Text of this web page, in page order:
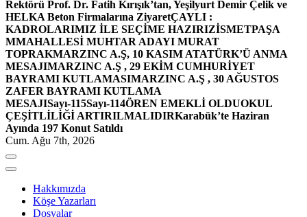
Rektörü Prof. Dr. Fatih Kırışık’tan, Yeşilyurt Demir Çelik ve
HELKA Beton Firmalarına ZiyaretÇAYLI :
KADROLARIMIZ İLE SEÇİME HAZIRIZİSMETPAŞA
MMAHALLESİ MUHTAR ADAYI MURAT
TOPRAKMARZINC A.Ş, 10 KASIM ATATÜRK’Ü ANMA
MESAJIMARZINC A.Ş , 29 EKİM CUMHURİYET
BAYRAMI KUTLAMASIMARZINC A.Ş , 30 AĞUSTOS
ZAFER BAYRAMI KUTLAMA
MESAJISayı-115Sayı-114ÖREN EMEKLİ OLDUOKUL
ÇEŞİTLİLİĞİ ARTIRILMALIDIRKarabük’te Haziran
Ayında 197 Konut Satıldı
Cum. Ağu 7th, 2026
Hakkımızda
Köşe Yazarları
Dosyalar